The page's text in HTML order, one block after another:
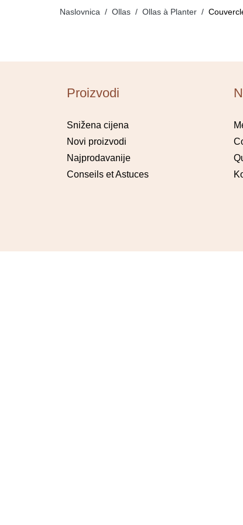
Naslovnica Ollas Ollas à Planter
Proizvodi
Snižena cijena
Novi proizvodi
Najprodavanije
Conseils et Astuces